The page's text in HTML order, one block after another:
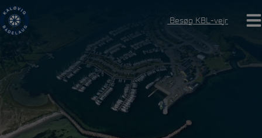
Hop
til
indholdet
Besøg KBL-vejr